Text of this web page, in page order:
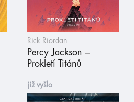
Rick Riordan
Percy Jackson –
Prokletí Titánů
již vyšlo